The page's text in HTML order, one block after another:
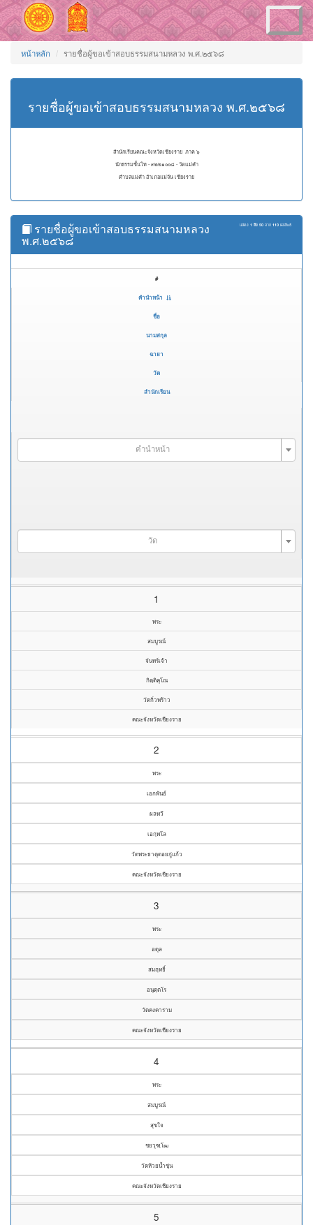
Toggle
navigation
หน้าหลัก รายชื่อผู้ขอเข้าสอบธรรมสนามหลวง พ.ศ.๒๕๖๘
รายชื่อผู้ขอเข้าสอบธรรมสนามหลวง พ.ศ.๒๕๖๘
สำนักเรียนคณะจังหวัดเชียงราย ภาค ๖
นักธรรมชั้นโท - ๓๒๒๑๐๐๘ - วัดแม่คำ
ตำบลแม่คำ อำเภอแม่จัน เชียงราย
แสดง 1 ถึง 50 จาก 110 ผลลัพธ์
รายชื่อผู้ขอเข้าสอบธรรมสนามหลวง
พ.ศ.๒๕๖๘
#
คำนำหน้า
ชื่อ
นามสกุล
ฉายา
วัด
สำนักเรียน
คำนำหน้า
วัด
1
พระ
สมบูรณ์
จันทร์เจ้า
กิตฺติคุโณ
วัดกิ่วพร้าว
คณะจังหวัดเชียงราย
2
พระ
เอกพันธ์
ผลทวี
เอกฺพโล
วัดพระธาตุดอยกู่แก้ว
คณะจังหวัดเชียงราย
3
พระ
อดุล
สมฤทธิ์
อนุตฺตโร
วัดคงคาราม
คณะจังหวัดเชียงราย
4
พระ
สมบูรณ์
สุขใจ
ชยวุฑฺโฒ
วัดห้วยน้ำขุ่น
คณะจังหวัดเชียงราย
5